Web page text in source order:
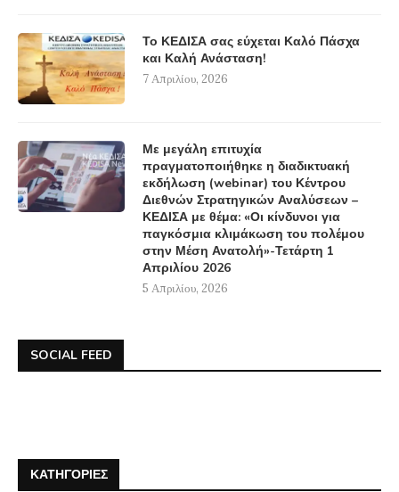
Το ΚΕΔΙΣΑ σας εύχεται Καλό Πάσχα
και Καλή Ανάσταση!
7 Απριλίου, 2026
Με μεγάλη επιτυχία
πραγματοποιήθηκε η διαδικτυακή
εκδήλωση (webinar) του Κέντρου
Διεθνών Στρατηγικών Αναλύσεων –
ΚΕΔΙΣΑ με θέμα: «Οι κίνδυνοι για
παγκόσμια κλιμάκωση του πολέμου
στην Μέση Ανατολή»-Τετάρτη 1
Απριλίου 2026
5 Απριλίου, 2026
SOCIAL FEED
ΚΑΤΗΓΟΡΊΕΣ